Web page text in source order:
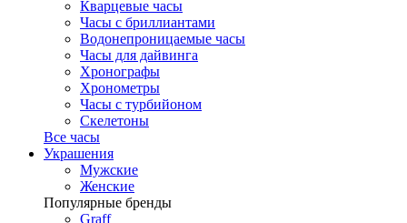
Кварцевые часы
Часы с бриллиантами
Водонепроницаемые часы
Часы для дайвинга
Хронографы
Хронометры
Часы с турбийоном
Скелетоны
Все часы
Украшения
Мужские
Женские
Популярные бренды
Graff